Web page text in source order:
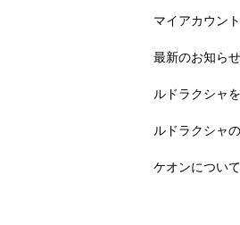
マイアカウント
最新のお知らせ
ルドラクシャ
ルドラクシャ
ケオンについて